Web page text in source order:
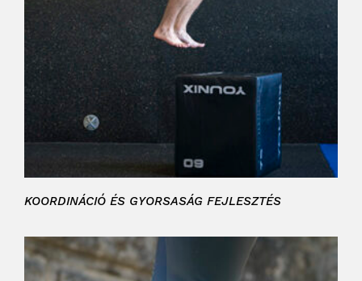
KOORDINÁCIÓ ÉS GYORSASÁG FEJLESZTÉS